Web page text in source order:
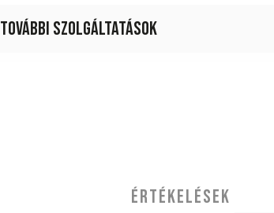
További szolgáltatások
Értékelések